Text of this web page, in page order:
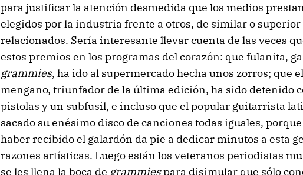
para justificar la atención desmedida que los medios
elegidos por la industria frente a otros, de similar o
relacionados. Sería interesante llevar cuenta de las veces
estos premios en los programas del corazón: que fulanita,
grammies, ha ido al supermercado hecha unos zorros; que
mengano, triunfador de la última edición, ha sido detenido
pistolas y un subfusil, e incluso que el popular guitarrista
sacado su enésimo disco de canciones todas iguales,
haber recibido el galardón da pie a dedicar minutos a esta
razones artísticas. Luego están los veteranos periodistas
se les llena la boca de grammiespara disimular que sólo